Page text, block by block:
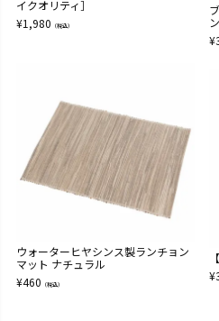
イクオリティ］
¥1,980 （税込）
ン
¥
ウォーターヒヤシンス製ランチョン
マット ナチュラル
¥460 （税込）
¥